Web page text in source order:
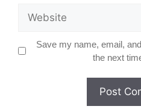
Save my name, email,
the next